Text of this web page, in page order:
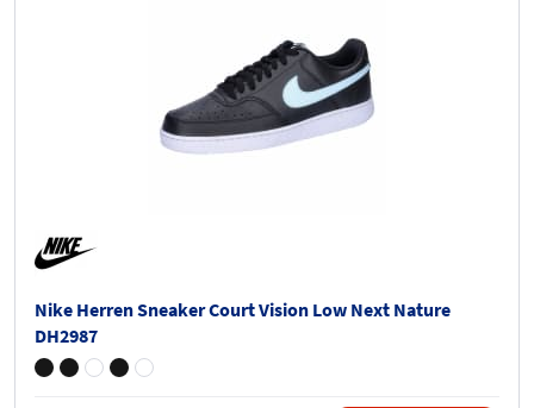
Nike Herren Sneaker Court Vision Low Next Nature
DH2987